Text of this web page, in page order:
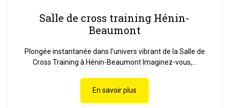
Salle de cross training Hénin-
Beaumont
Plongée instantanée dans l'univers vibrant de la Salle de
Cross Training à Hénin-Beaumont Imaginez-vous,...
En savoir plus